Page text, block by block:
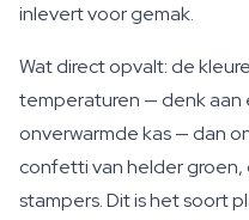
inlevert voor gemak.
Wat direct opvalt: de
temperaturen — denk aan
onverwarmde kas — dan
confetti van helder
stampers. Dit is het soort